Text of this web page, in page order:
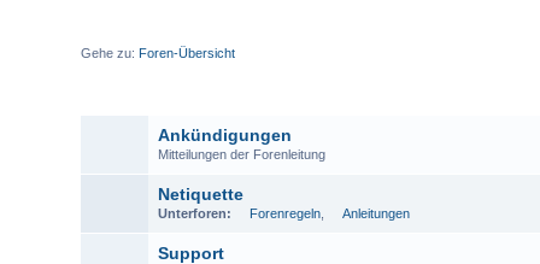
Gehe zu: Foren-Übersicht
Ankündigungen
Mitteilungen der Forenleitung
Netiquette
Unterforen: Forenregeln Anleitungen
Support